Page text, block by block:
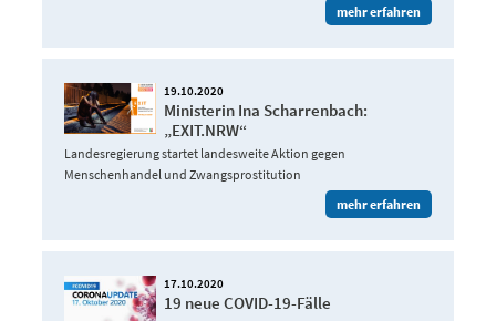
mehr erfahren
19.10.2020
Ministerin Ina Scharrenbach:
„EXIT.NRW“
Landesregierung startet landesweite Aktion gegen
Menschenhandel und Zwangsprostitution
mehr erfahren
17.10.2020
19 neue COVID-19-Fälle